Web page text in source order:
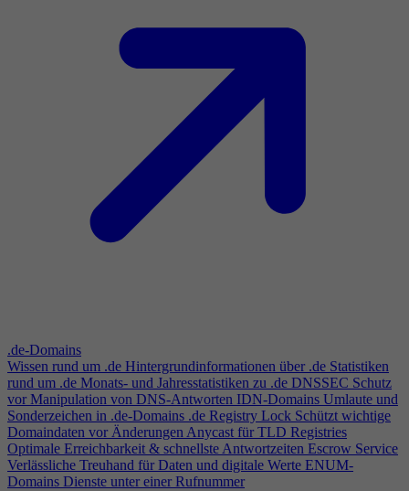
.de-Domains
Wissen rund um .de Hintergrundinformationen über .de Statistiken
rund um .de Monats- und Jahresstatistiken zu .de DNSSEC Schutz
vor Manipulation von DNS-Antworten IDN-Domains Umlaute und
Sonderzeichen in .de-Domains .de Registry Lock Schützt wichtige
Domaindaten vor ÄnderungenAnycast für TLD Registries
Optimale Erreichbarkeit & schnellste Antwortzeiten Escrow Service
Verlässliche Treuhand für Daten und digitale Werte ENUM-
Domains Dienste unter einer Rufnummer